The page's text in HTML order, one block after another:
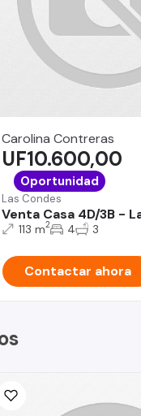
Carolina Contreras
Las Condes
Venta Casa 4D/3B -
UF10.600,00
Oportunidad
113 m2 4 3
Contactar ahora